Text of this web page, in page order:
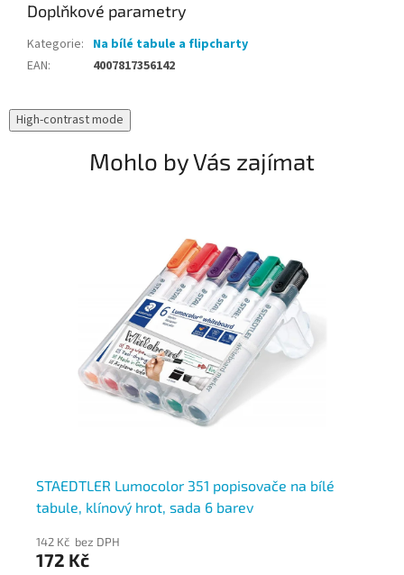
Doplňkové parametry
Kategorie: Na bílé tabule a flipcharty
EAN: 4007817356142
High-contrast mode
Mohlo by Vás zajímat
STAEDTLER Lumocolor 351 popisovače na bílé
tabule, klínový hrot, sada 6 barev
142 Kč bez DPH
172 Kč